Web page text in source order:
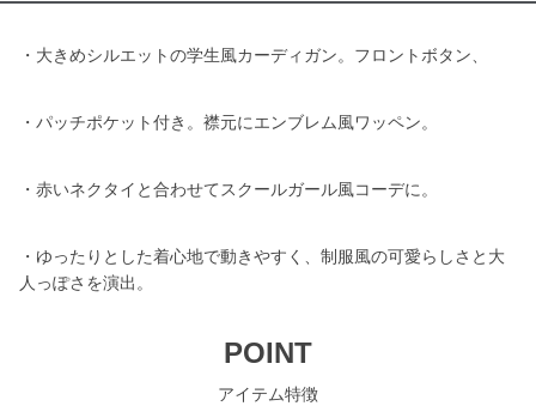
・大きめシルエットの学生風カーディガン。フロントボタン、
・パッチポケット付き。襟元にエンブレム風ワッペン。
・赤いネクタイと合わせてスクールガール風コーデに。
・ゆったりとした着心地で動きやすく、制服風の可愛らしさと大
人っぽさを演出。
POINT
アイテム特徴